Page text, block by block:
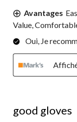
Avantages
Value,
Oui, Je
good gloves